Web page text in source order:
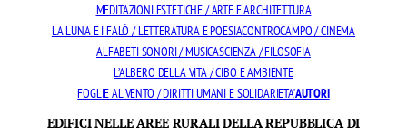
MEDITAZIONI ESTETICHE / ARTE E ARCHITETTURA
LA LUNA E I FALÒ / LETTERATURA E POESIACONTROCAMPO / CINEMA
ALFABETI SONORI / MUSICASCIENZA / FILOSOFIA
L’ALBERO DELLA VITA / CIBO E AMBIENTE
FOGLIE AL VENTO / DIRITTI UMANI E SOLIDARIETA’AUTORI
EDIFICI NELLE AREE RURALI DELLA REPUBBLICA DI